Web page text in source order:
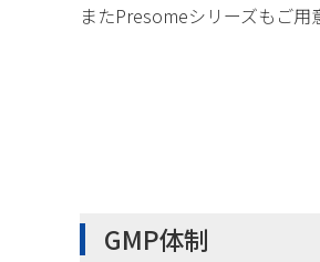
またPresomeシリーズもご用
GMP体制